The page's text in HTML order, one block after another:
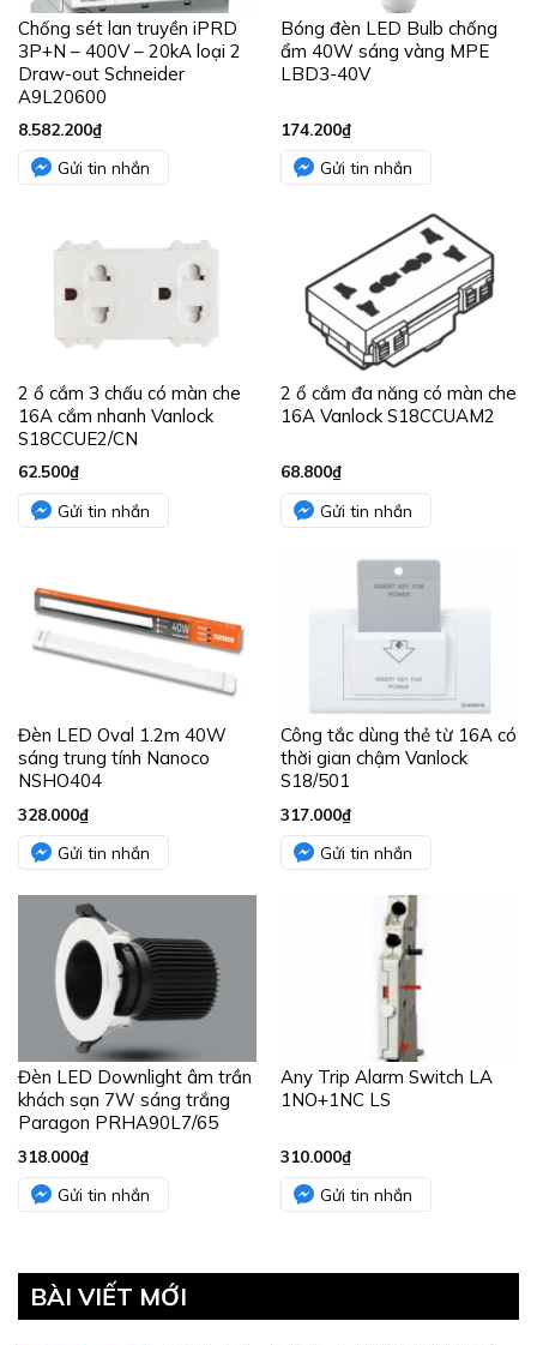
Chống sét lan truyền iPRD
3P+N – 400V – 20kA loại 2
Draw-out Schneider
A9L20600
8.582.200₫
Gửi tin nhắn
Bóng đèn LED Bulb chống
ẩm 40W sáng vàng MPE
LBD3-40V
174.200₫
Gửi tin nhắn
2 ổ cắm 3 chấu có màn che
16A cắm nhanh Vanlock
S18CCUE2/CN
62.500₫
Gửi tin nhắn
2 ổ cắm đa năng có màn che
16A Vanlock S18CCUAM2
68.800₫
Gửi tin nhắn
Đèn LED Oval 1.2m 40W
sáng trung tính Nanoco
NSHO404
328.000₫
Gửi tin nhắn
Công tắc dùng thẻ từ 16A có
thời gian chậm Vanlock
S18/501
317.000₫
Gửi tin nhắn
Đèn LED Downlight âm trần
khách sạn 7W sáng trắng
Paragon PRHA90L7/65
318.000₫
Gửi tin nhắn
Any Trip Alarm Switch LA
1NO+1NC LS
310.000₫
Gửi tin nhắn
BÀI VIẾT MỚI